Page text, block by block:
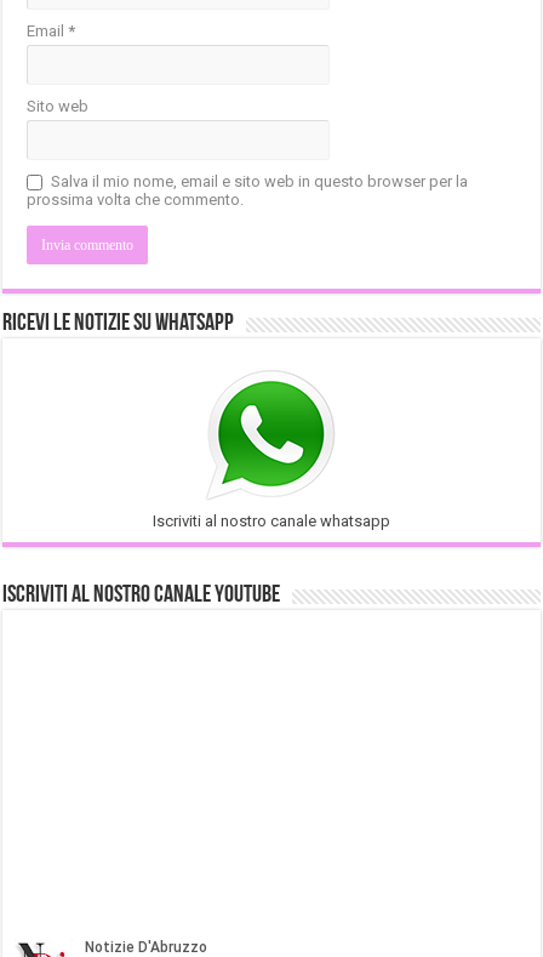
Email*
Sito web
Salva il mio nome, email e sito web in questo browser per la
prossima volta che commento.
Ricevi le notizie su Whatsapp
Iscriviti al nostro canale whatsapp
Iscriviti al nostro Canale Youtube